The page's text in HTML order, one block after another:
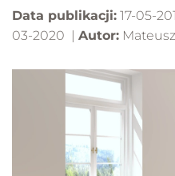
Data publikacji: 17-05-
03-2020 | Autor: